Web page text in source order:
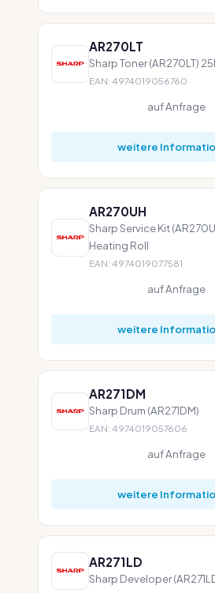
AR270LT
Sharp Toner (AR270LT)
EAN: 4974019056760
auf Anfrage
weitere
AR270UH
Sharp Service Kit
Heating Roll
EAN: 4974019077581
auf Anfrage
weitere
AR271DM
Sharp Drum (AR271DM)
EAN: 4974019057606
auf Anfrage
weitere
AR271LD
Sharp Developer